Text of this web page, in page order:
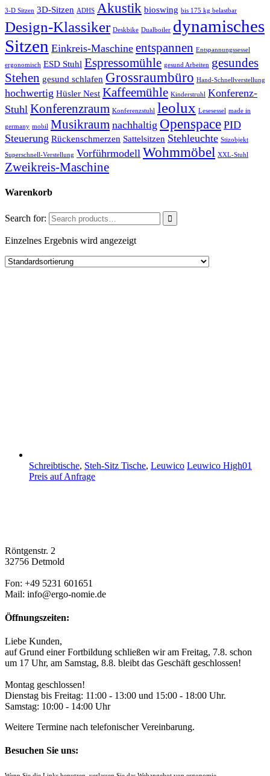
3-D Sitzen 3D-Sitzen ADHS Akustik bioswing bis 175 kg belastbar
Design-Klassiker Deskbike Dualboiler dynamisches
Sitzen Einkreis-Maschine entspannen Entspannungssessel
ergonomisch ESD Stuhl Espressomühle gesund Arbeiten gesundes
Stehen gesund schlafen Grossraumbüro Hand-Schnellverstellung
hochwertig Hüsler Nest Kaffeemühle Kinderstruhl Konferenz-
Stuhl Konferenzraum Konferenzstuhl leolux Lesesessel made in
germany mobil Musikraum nachhaltig Openspace PID
Steuerung Rückenschmerzen Sattelsitzen Stehleuchte Stizobjekt
Superschnell-Verstellung Vorführmodell Wohmmöbel XXL-Stuhl
Zweikreis-Maschine
Warenkorb
Search for:
Einzelnes Ergebnis wird angezeigt
Schreibtische, Steh-Sitz Tische, Leuwico Leuwico High01
Preis auf Anfrage
Röntgenstr. 2
32756 Detmold
Fon: +49 5231 601651
Mail: info@ergo-nomie.de
Öffnungszeiten:
Liebe Kunden,
auf Grund einer Fortbildung schließen wir am Freitag, 7.8. schon
um 17 Uhr, am Samstag, 8.8. bleibt das Geschäft geschlossen!
Montag geschlossen!
Dienstag bis Freitag: 11:00 - 13:00 und 15:00 - 18:00 Uhr.
Samstag: 10:00 - 14:00 Uhr
Weitere Termine nach telefonischer Vereinbarung.
Besuchen Sie uns: